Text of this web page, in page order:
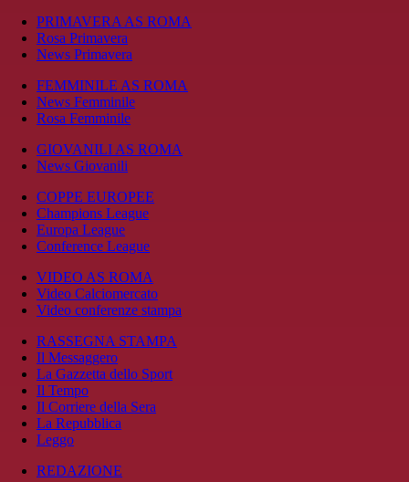
PRIMAVERA AS ROMA
Rosa Primavera
News Primavera
FEMMINILE AS ROMA
News Femminile
Rosa Femminile
GIOVANILI AS ROMA
News Giovanili
COPPE EUROPEE
Champions League
Europa League
Conference League
VIDEO AS ROMA
Video Calciomercato
Video conferenze stampa
RASSEGNA STAMPA
Il Messaggero
La Gazzetta dello Sport
Il Tempo
Il Corriere della Sera
La Repubblica
Leggo
REDAZIONE